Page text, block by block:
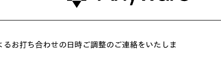
お打ち合わせの日時ご調整のご連絡をいたしま